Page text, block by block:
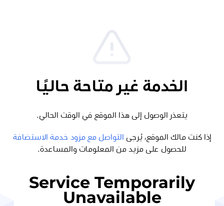
الخدمة غير متاحة حاليًا
يتعذر الوصول إلى هذا الموقع في الوقت الحالي.
إذا كنت مالك الموقع، يُرجى
التواصل مع مزود خدمة الاستضافة
للحصول على مزيد من المعلومات والمساعدة.
Service Temporarily
Unavailable